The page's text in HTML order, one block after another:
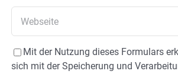
Mit der Nutzung dieses Formulars
sich mit der Speicherung und